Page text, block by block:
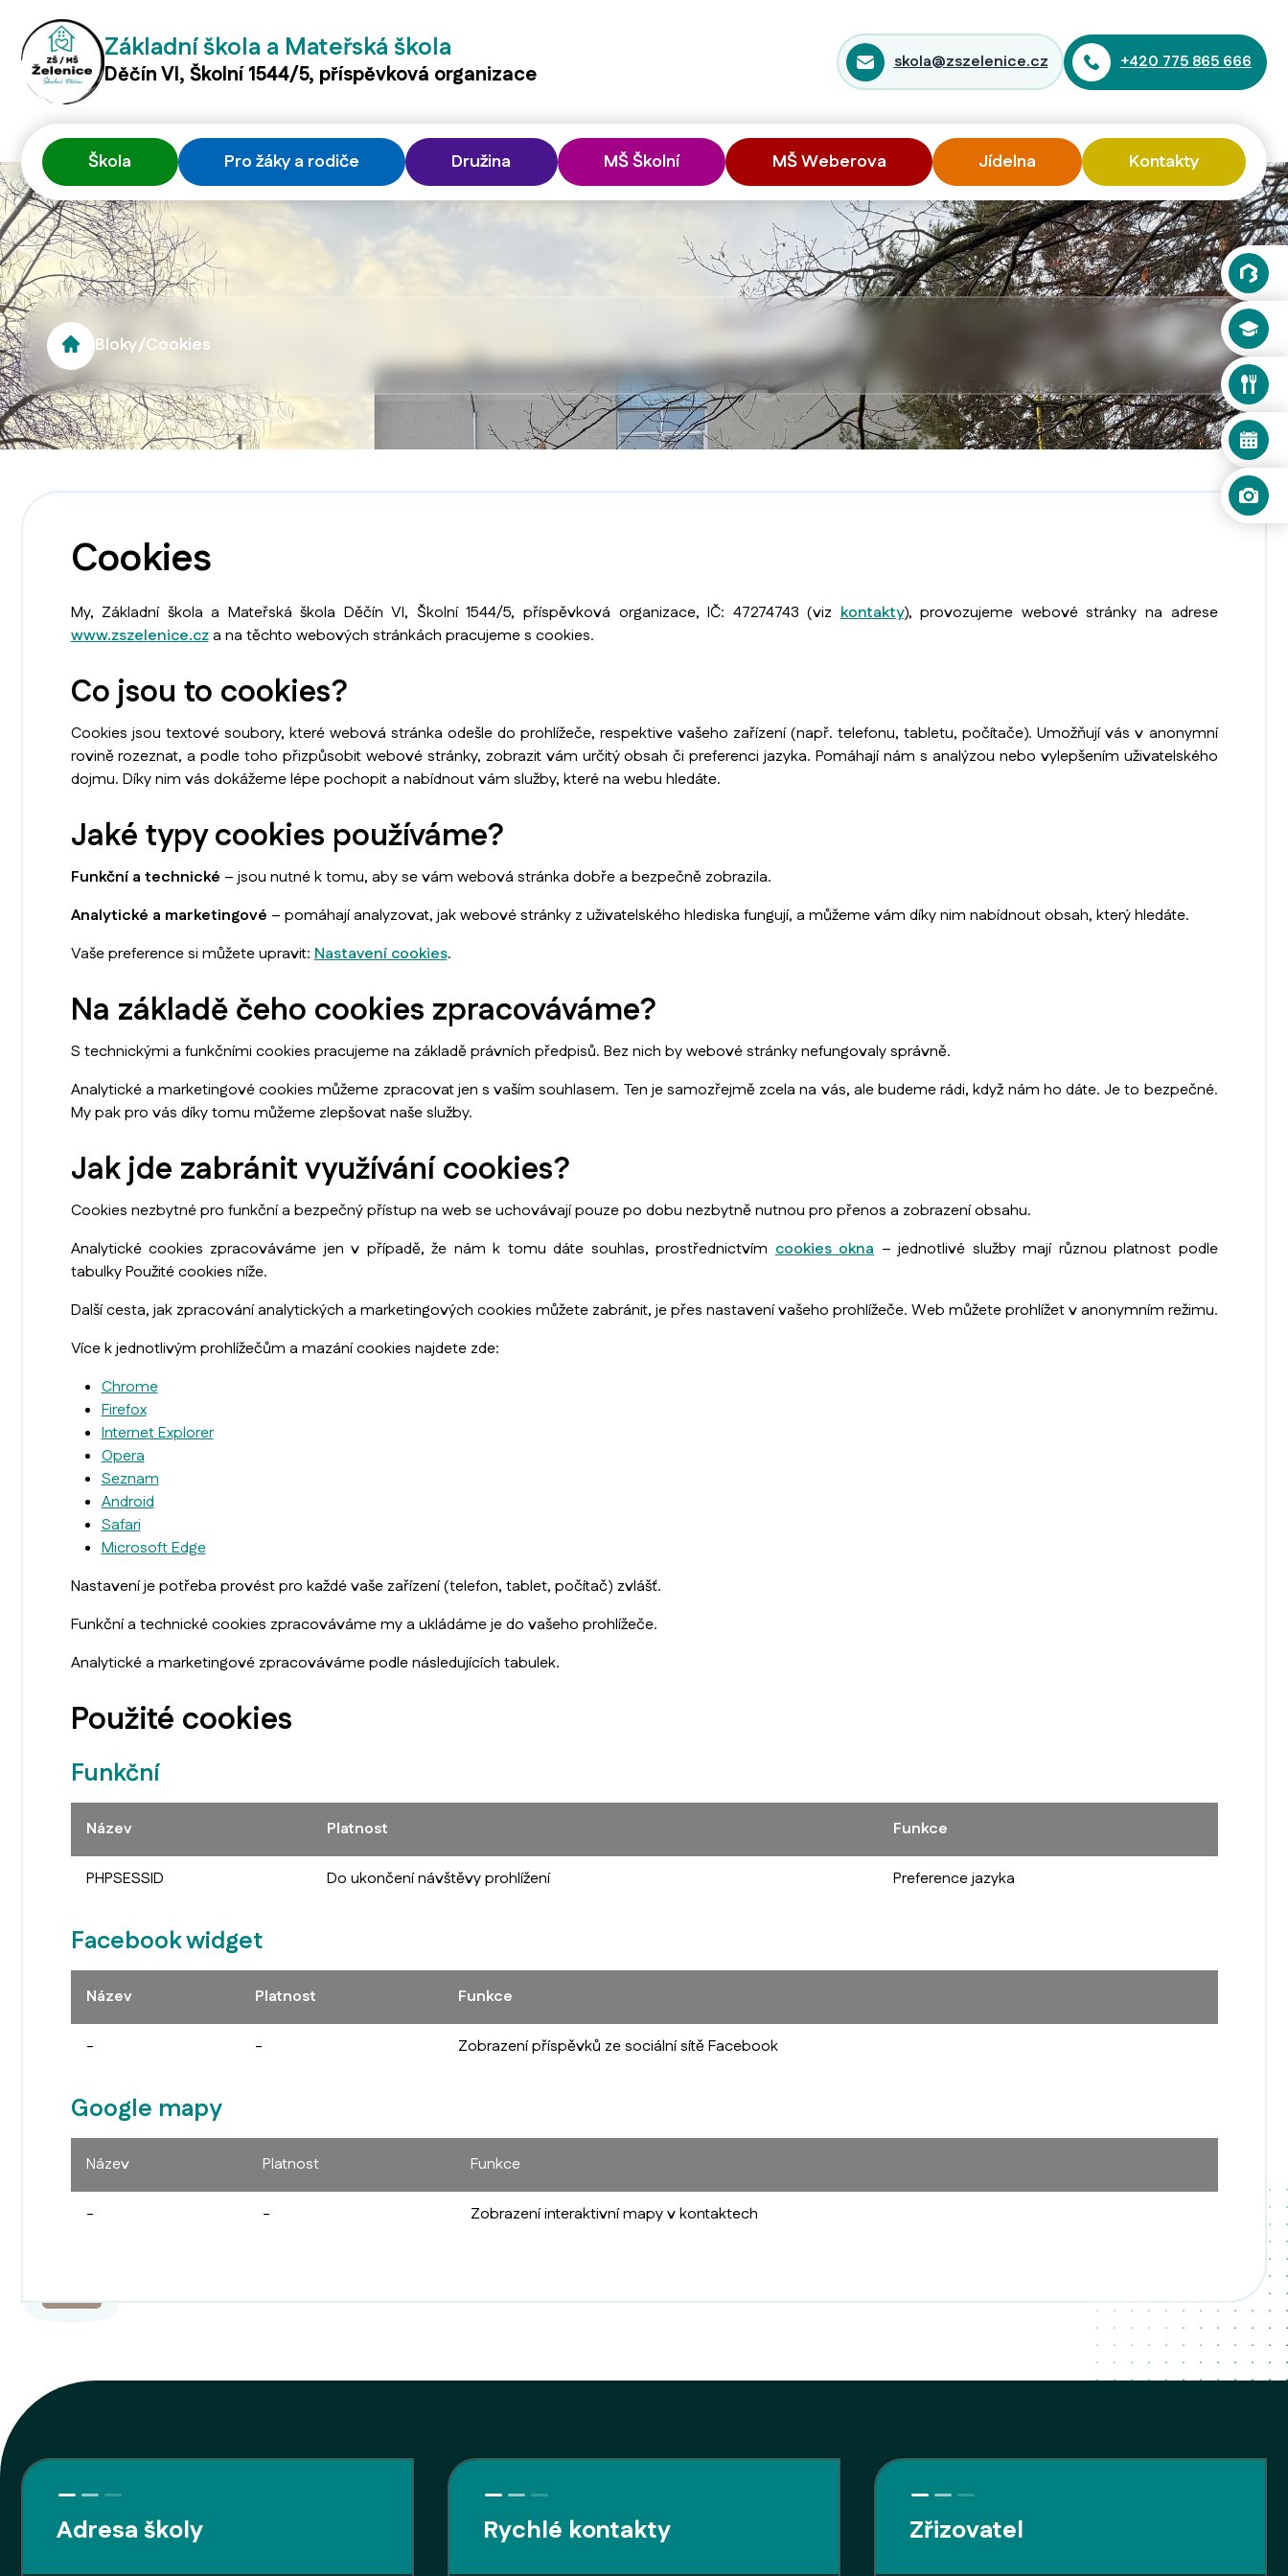
Základní škola a Mateřská škola
Děčín VI, Školní 1544/5, příspěvková organizace skola@zszelenice.cz +420 775 865 666
Škola Pro žáky a rodiče Družina MŠ Školní MŠ Weberova Jídelna Kontakty
Bloky/Cookies
Cookies
My, Základní škola a Mateřská škola Děčín VI, Školní 1544/5, příspěvková organizace, IČ: 47274743 (viz kontakty), provozujeme webové stránky na adrese
www.zszelenice.cza na těchto webových stránkách pracujeme s cookies.
Co jsou to cookies?
Cookies jsou textové soubory, které webová stránka odešle do prohlížeče, respektive vašeho zařízení (např. telefonu, tabletu, počítače). Umožňují vás v anonymní
rovině rozeznat, a podle toho přizpůsobit webové stránky, zobrazit vám určitý obsah či preferenci jazyka. Pomáhají nám s analýzou nebo vylepšením uživatelského
dojmu. Díky nim vás dokážeme lépe pochopit a nabídnout vám služby, které na webu hledáte.
Jaké typy cookies používáme?
Funkční a technické – jsou nutné k tomu, aby se vám webová stránka dobře a bezpečně zobrazila.
Analytické a marketingové – pomáhají analyzovat, jak webové stránky z uživatelského hlediska fungují, a můžeme vám díky nim nabídnout obsah, který hledáte.
Vaše preference si můžete upravit: Nastavení cookies.
Na základě čeho cookies zpracováváme?
S technickými a funkčními cookies pracujeme na základě právních předpisů. Bez nich by webové stránky nefungovaly správně.
Analytické a marketingové cookies můžeme zpracovat jen s vaším souhlasem. Ten je samozřejmě zcela na vás, ale budeme rádi, když nám ho dáte. Je to bezpečné.
My pak pro vás díky tomu můžeme zlepšovat naše služby.
Jak jde zabránit využívání cookies?
Cookies nezbytné pro funkční a bezpečný přístup na web se uchovávají pouze po dobu nezbytně nutnou pro přenos a zobrazení obsahu.
Analytické cookies zpracováváme jen v případě, že nám k tomu dáte souhlas, prostřednictvím cookies okna – jednotlivé služby mají různou platnost podle
tabulky Použité cookies níže.
Další cesta, jak zpracování analytických a marketingových cookies můžete zabránit, je přes nastavení vašeho prohlížeče. Web můžete prohlížet v anonymním režimu.
Více k jednotlivým prohlížečům a mazání cookies najdete zde:
Chrome
Firefox
Internet Explorer
Opera
Seznam
Android
Safari
Microsoft Edge
Nastavení je potřeba provést pro každé vaše zařízení (telefon, tablet, počítač) zvlášť.
Funkční a technické cookies zpracováváme my a ukládáme je do vašeho prohlížeče.
Analytické a marketingové zpracováváme podle následujících tabulek.
Použité cookies
Funkční
Název Platnost Funkce
PHPSESSID Do ukončení návštěvy prohlížení Preference jazyka
Facebook widget
Název Platnost Funkce
- - Zobrazení příspěvků ze sociální sítě Facebook
Google mapy
Název Platnost Funkce
- - Zobrazení interaktivní mapy v kontaktech
Adresa školy Rychlé kontakty Zřizovatel